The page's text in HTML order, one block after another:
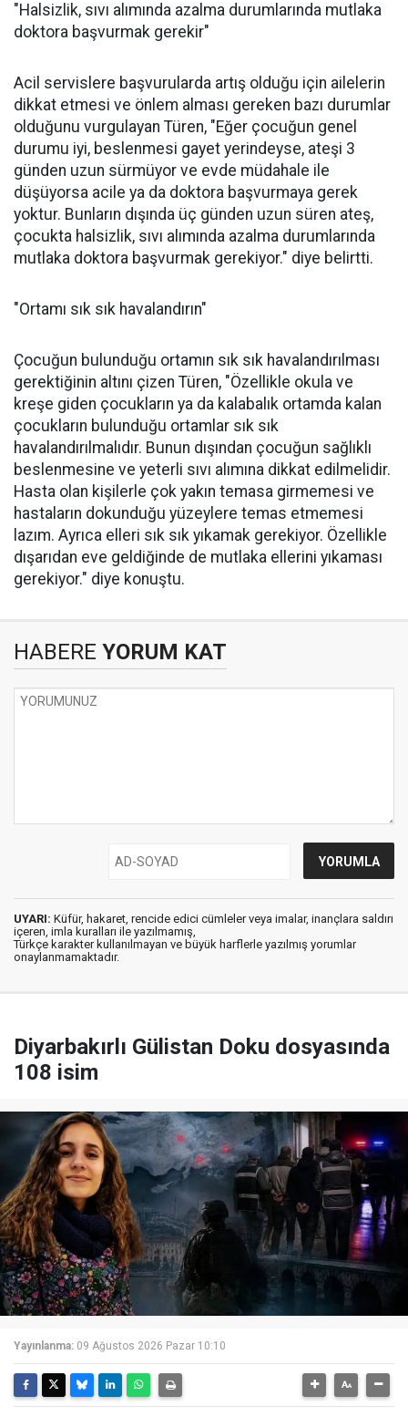
"Halsizlik, sıvı alımında azalma durumlarında mutlaka
doktora başvurmak gerekir"
Acil servislere başvurularda artış olduğu için ailelerin
dikkat etmesi ve önlem alması gereken bazı durumlar
olduğunu vurgulayan Türen, "Eğer çocuğun genel
durumu iyi, beslenmesi gayet yerindeyse, ateşi 3
günden uzun sürmüyor ve evde müdahale ile
düşüyorsa acile ya da doktora başvurmaya gerek
yoktur. Bunların dışında üç günden uzun süren ateş,
çocukta halsizlik, sıvı alımında azalma durumlarında
mutlaka doktora başvurmak gerekiyor." diye belirtti.
"Ortamı sık sık havalandırın"
Çocuğun bulunduğu ortamın sık sık havalandırılması
gerektiğinin altını çizen Türen, "Özellikle okula ve
kreşe giden çocukların ya da kalabalık ortamda kalan
çocukların bulunduğu ortamlar sık sık
havalandırılmalıdır. Bunun dışından çocuğun sağlıklı
beslenmesine ve yeterli sıvı alımına dikkat edilmelidir.
Hasta olan kişilerle çok yakın temasa girmemesi ve
hastaların dokunduğu yüzeylere temas etmemesi
lazım. Ayrıca elleri sık sık yıkamak gerekiyor. Özellikle
dışarıdan eve geldiğinde de mutlaka ellerini yıkaması
gerekiyor." diye konuştu.
HABERE YORUM KAT
UYARI: Küfür, hakaret, rencide edici cümleler veya imalar, inançlara saldırı
içeren, imla kuralları ile yazılmamış,
Türkçe karakter kullanılmayan ve büyük harflerle yazılmış yorumlar
onaylanmamaktadır.
Diyarbakırlı Gülistan Doku dosyasında
108 isim
Yayınlanma: 09 Ağustos 2026 Pazar 10:10